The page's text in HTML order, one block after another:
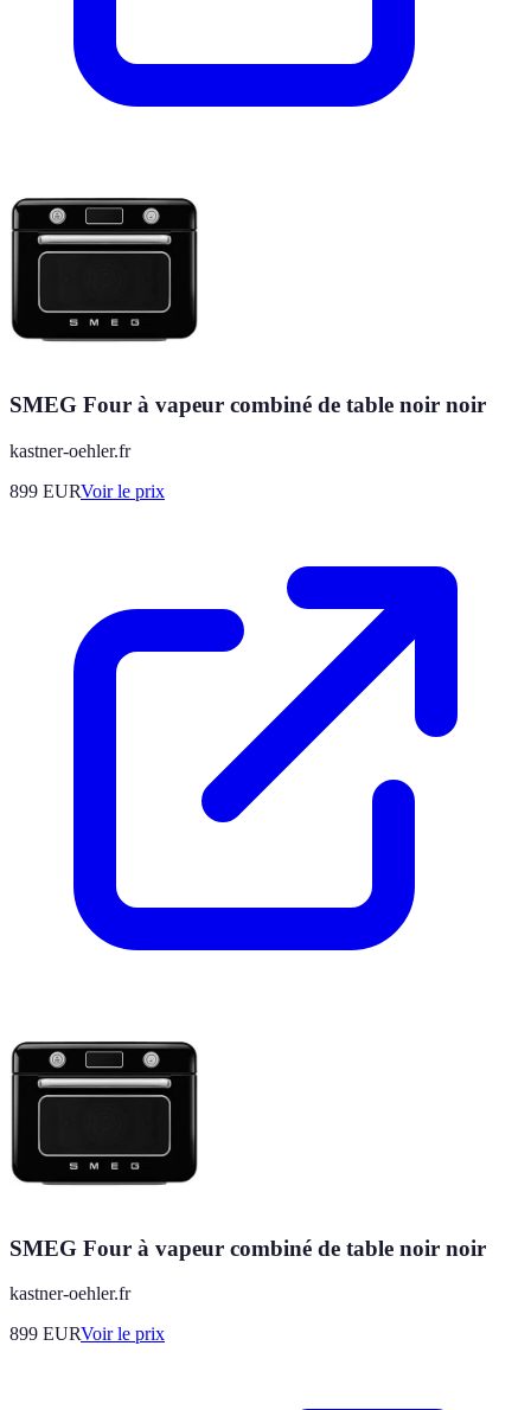
SMEG Four à vapeur combiné de table noir noir
kastner-oehler.fr
899 EURVoir le prix
SMEG Four à vapeur combiné de table noir noir
kastner-oehler.fr
899 EURVoir le prix